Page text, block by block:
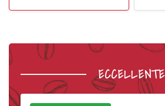
ECCELLENTE